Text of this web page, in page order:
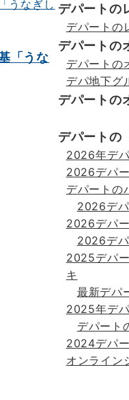
「うな
デパートの
デパートの
デパートの
デパートの
デパ地下グ
デパートの
デパートの
2026年デ
2026デパ
デパートの
2026デ
2026デパ
2026デ
2025デパ
キ
最新デパ
2025年デ
デパート
2024デパ
オンライン